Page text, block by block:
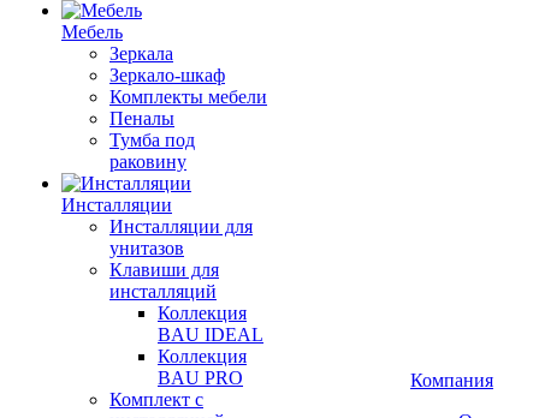
Мебель
Зеркала
Зеркало-шкаф
Комплекты мебели
Пеналы
Тумба под
раковину
Инсталляции
Инсталляции для
унитазов
Клавиши для
инсталляций
Коллекция
BAU IDEAL
Коллекция
BAU PRO
Комплект с
Компания